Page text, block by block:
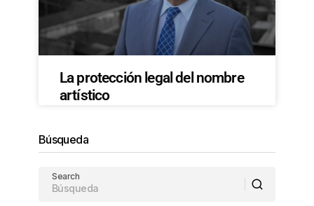
La protección legal del nombre
artístico
Búsqueda
Search